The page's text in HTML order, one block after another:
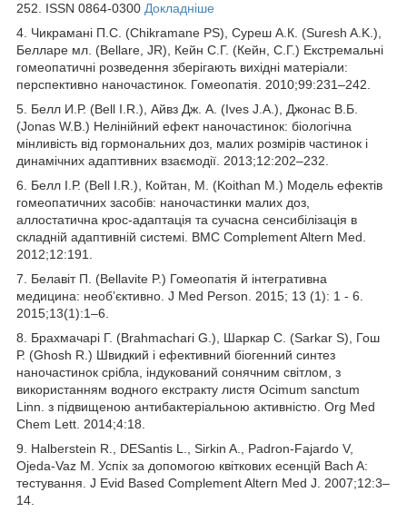
252. ISSN 0864-0300 Докладніше
4. Чикрамані П.С. (Chikramane PS), Суреш А.К. (Suresh A.K.),
Белларе мл. (Bellare, JR), Кейн С.Г. (Кейн, С.Г.) Екстремальні
гомеопатичні розведення зберігають вихідні матеріали:
перспективно наночастинок. Гомеопатія. 2010;99:231–242.
5. Белл И.Р. (Bell I.R.), Айвз Дж. А. (Ives J.A.), Джонас В.Б.
(Jonas W.B.) Нелінійний ефект наночастинок: біологічна
мінливість від гормональних доз, малих розмірів частинок і
динамічних адаптивних взаємодії. 2013;12:202–232.
6. Белл І.Р. (Bell I.R.), Койтан, М. (Koithan M.) Модель ефектів
гомеопатичних засобів: наночастинки малих доз,
аллостатична крос-адаптація та сучасна сенсибілізація в
складній адаптивній системі. BMC Complement Altern Med.
2012;12:191.
7. Белавіт П. (Bellavite P.) Гомеопатія й інтегративна
медицина: необ’єктивно. J Med Person. 2015; 13 (1): 1 - 6.
2015;13(1):1–6.
8. Брахмачарі Г. (Brahmachari G.), Шаркар С. (Sarkar S), Гош
Р. (Ghosh R.) Швидкий і ефективний біогенний синтез
наночастинок срібла, індукований сонячним світлом, з
використанням водного екстракту листя Ocimum sanctum
Linn. з підвищеною антибактеріальною активністю. Org Med
Chem Lett. 2014;4:18.
9. Halberstein R., DESantis L., Sirkin A., Padron-Fajardo V,
Ojeda-Vaz M. Успіх за допомогою квіткових есенцій Bach A:
тестування. J Evid Based Complement Altern Med J. 2007;12:3–
14.